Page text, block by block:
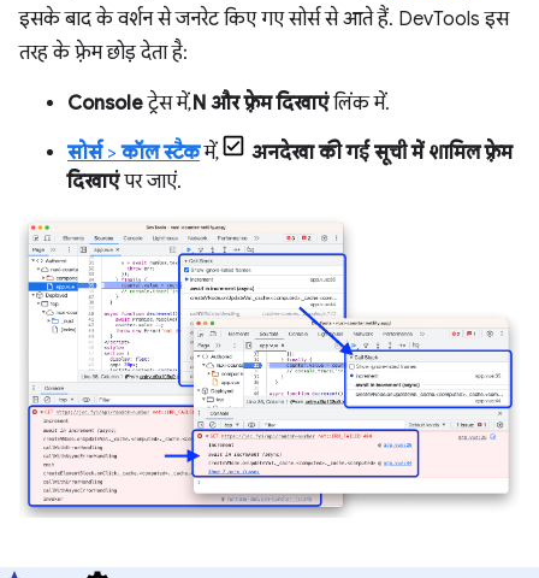
इसके बाद के वर्शन से जनरेट किए गए सोर्स से आते हैं. DevTools इस
तरह के फ़्रेम छोड़ देता है:
Consoleट्रेस में,N और फ़्रेम दिखाएंलिंक में.
सोर्स>कॉल स्टैकमें,
अनदेखा की गई सूची में शामिल फ़्रेम
दिखाएंपर जाएं.